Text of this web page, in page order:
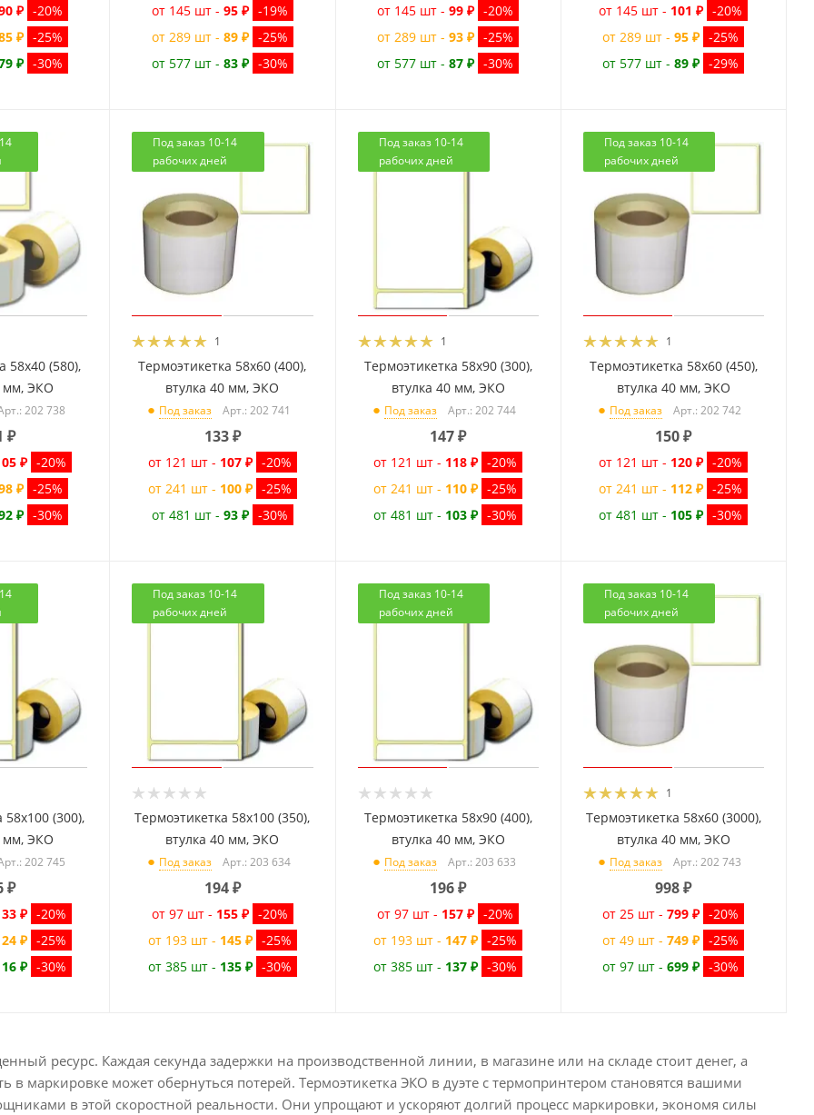
₽ -20%
₽ -25%
₽ -30%
от 145 шт - 95 ₽ -19%
от 289 шт - 89 ₽ -25%
от 577 шт - 83 ₽ -30%
от 145 шт -99 ₽ -20%
от 289 шт -93 ₽ -25%
от 577 шт -87 ₽ -30%
от 145 шт - 101 ₽ -20%
от 289 шт -95 ₽ -25%
от 577 шт -89 ₽ -29%
58x40 (580),
мм, ЭКО
202 738
₽
₽ -20%
₽ -25%
₽ -30%
Под заказ 10-14
рабочих дней
1
Термоэтикетка 58x60 (400),
втулка 40 мм, ЭКО
Под заказ Арт.: 202 741
133₽
от 121 шт - 107 ₽ -20%
от 241 шт - 100 ₽ -25%
от 481 шт - 93 ₽ -30%
Под заказ 10-14
рабочих дней
1
Термоэтикетка 58x90 (300),
втулка 40 мм, ЭКО
Под заказ Арт.: 202 744
147₽
от 121 шт - 118 ₽ -20%
от 241 шт - 110 ₽ -25%
от 481 шт - 103 ₽ -30%
Под заказ 10-14
рабочих дней
1
Термоэтикетка 58x60 (450),
втулка 40 мм, ЭКО
Под заказ Арт.: 202 742
150₽
от 121 шт - 120 ₽ -20%
от 241 шт - 112 ₽ -25%
от 481 шт - 105 ₽ -30%
58x100 (300),
мм, ЭКО
202 745
₽
₽ -20%
₽ -25%
₽ -30%
Под заказ 10-14
рабочих дней
Термоэтикетка 58x100 (350),
втулка 40 мм, ЭКО
Под заказ Арт.: 203 634
194₽
от 97 шт - 155 ₽ -20%
от 193 шт - 145 ₽ -25%
от 385 шт - 135 ₽ -30%
Под заказ 10-14
рабочих дней
Термоэтикетка 58x90 (400),
втулка 40 мм, ЭКО
Под заказ Арт.: 203 633
196₽
от 97 шт - 157 ₽ -20%
от 193 шт - 147 ₽ -25%
от 385 шт - 137 ₽ -30%
Под заказ 10-14
рабочих дней
1
Термоэтикетка 58x60 (3000),
втулка 40 мм, ЭКО
Под заказ Арт.: 202 743
998₽
от 25 шт -799 ₽ -20%
от 49 шт -749 ₽ -25%
от 97 шт -699 ₽ -30%
ресурс. Каждая секунда задержки на производственной линии, в магазине или на складе стоит денег, а
в маркировке может обернуться потерей. Термоэтикетка ЭКО в дуэте с термопринтером становятся вашими
в этой скоростной реальности. Они упрощают и ускоряют долгий процесс маркировки, экономя силы